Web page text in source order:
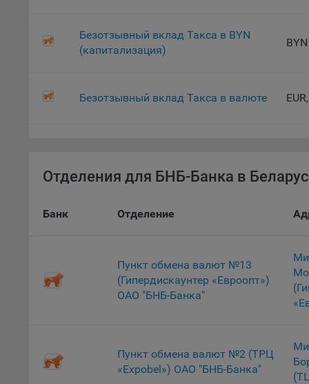
9.3.
9.4.
для
Безотзывный вклад Такса в BYN
(капитализация)
BYN
Безотзывный вклад Такса в валюте
Отделения для БНБ-Банка в
Банк Отделение
Пункт обмена валют №13
(Гипердискаунтер «Евроопт»)
ОАО "БНБ-Банка"
Пункт обмена валют №2 (ТРЦ
«Expobel») ОАО "БНБ-Банка"